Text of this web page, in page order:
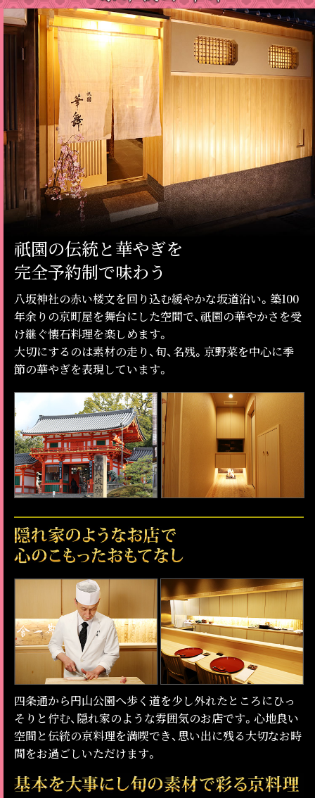
祇園の伝統と華やぎを
完全予約制で味わう
八坂神社の赤い楼文を回り込む緩やかな坂道沿い。築100
年余りの京町屋を舞台にした空間で、祇園の華やかさを受
け継ぐ懐石料理を楽しめます。
大切にするのは素材の走り、旬、名残。京野菜を中心に季
節の華やぎを表現しています。
四条通から円山公園へ歩く道を少し外れたところにひっ
そりと佇む、隠れ家のような雰囲気のお店です。心地良い
空間と伝統の京料理を満喫でき、思い出に残る大切なお時
間をお過ごしいただけます。